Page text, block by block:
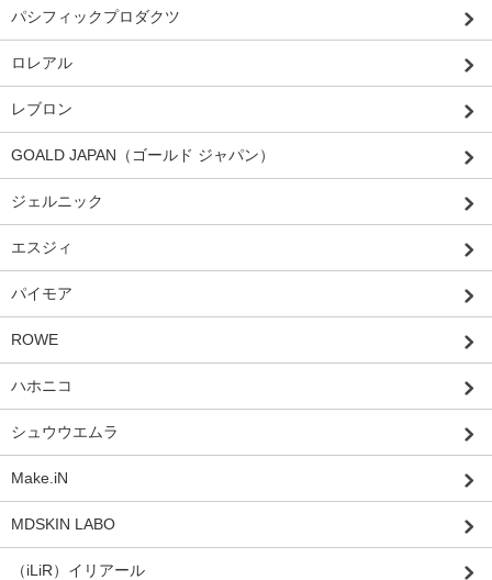
パシフィックプロダクツ
ロレアル
レブロン
GOALD JAPAN（ゴールド ジャパン）
ジェルニック
エスジィ
パイモア
ROWE
ハホニコ
シュウウエムラ
Make.iN
MDSKIN LABO
（iLiR）イリアール